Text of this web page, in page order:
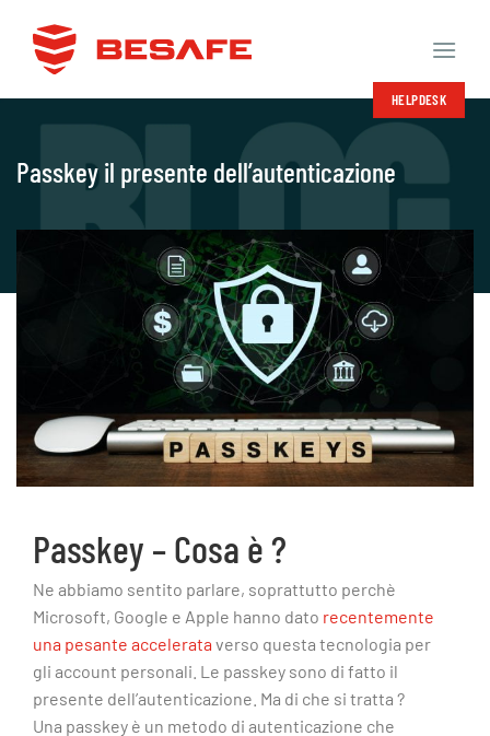
contenuti
HELPDESK
Passkey il presente dell’autenticazione
Passkey – Cosa è ?
Ne abbiamo sentito parlare, soprattutto perchè
Microsoft, Google e Apple hanno dato recentemente
una pesante accelerata verso questa tecnologia per
gli account personali. Le passkey sono di fatto il
presente dell’autenticazione. Ma di che si tratta ?
Una passkey è un metodo di autenticazione che